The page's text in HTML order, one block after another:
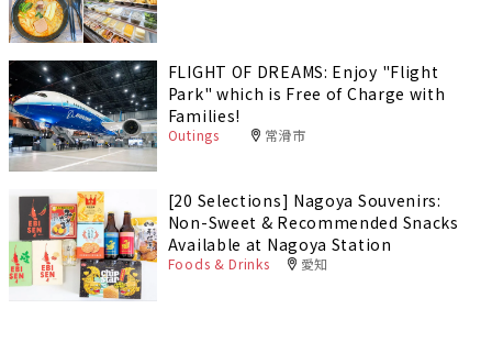
FLIGHT OF DREAMS: Enjoy "Flight
Park" which is Free of Charge with
Families!
Outings 常滑市
[20 Selections] Nagoya Souvenirs:
Non-Sweet & Recommended Snacks
Available at Nagoya Station
Foods & Drinks 愛知